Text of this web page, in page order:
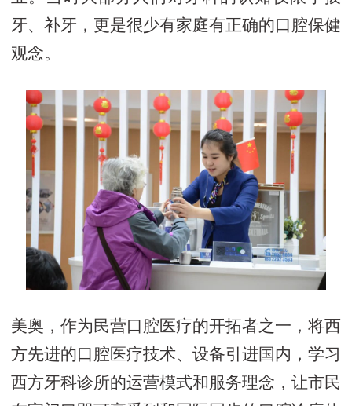
牙、补牙，更是很少有家庭有正确的口腔保健
观念。
美奥，作为民营口腔医疗的开拓者之一，将西
方先进的口腔医疗技术、设备引进国内，学习
西方牙科诊所的运营模式和服务理念，让市民